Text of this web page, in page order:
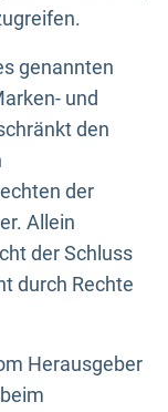
genannten
und
den
der
Allein
der Schluss
durch Rechte
Herausgeber